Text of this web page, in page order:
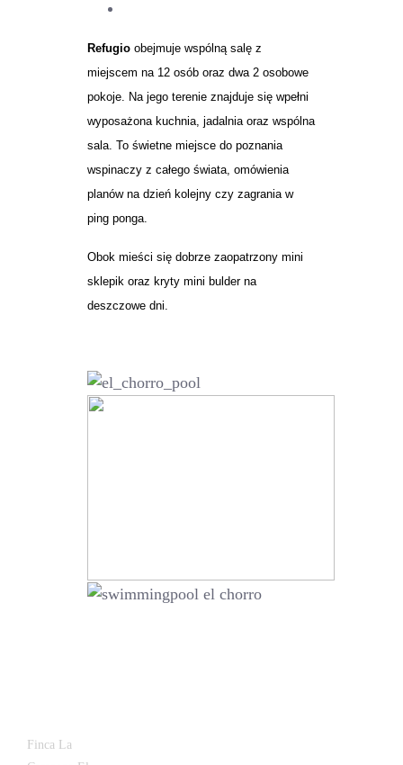
Refugio obejmuje wspólną salę z
miejscem na 12 osób oraz dwa 2 osobowe
pokoje. Na jego terenie znajduje się wpełni
wyposażona kuchnia, jadalnia oraz wspólna
sala. To świetne miejsce do poznania
wspinaczy z całego świata, omówienia
planów na dzień kolejny czy zagrania w
ping ponga.
Obok mieści się dobrze zaopatrzony mini
sklepik oraz kryty mini bulder na
deszczowe dni.
Finca La